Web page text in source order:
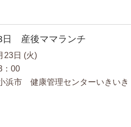
日 産後ママランチ
23日 (火)
：00
浜市 健康管理センターいきい